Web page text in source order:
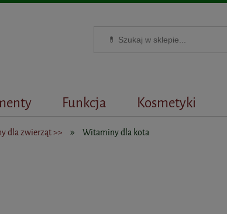
Funkcja Kosmetyki
dla zwierząt >> » Witaminy dla kota